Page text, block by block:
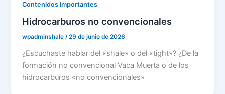
Contenidos importantes
Hidrocarburos no convencionales
wpadminshale/29 de junio de 2026
¿Escuchaste hablar del «shale» o del «tight»? ¿De la
formación no convencional Vaca Muerta o de los
hidrocarburos «no convencionales»